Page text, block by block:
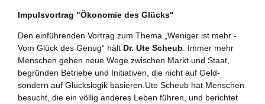
Impulsvortrag "Ökonomie des Glücks"
Den einführenden Vortrag zum Thema „Weniger ist mehr -
Vom Glück des Genug“ hält Dr. Ute Scheub . Immer mehr
Menschen gehen neue Wege zwischen Markt und Staat,
begründen Betriebe und Initiativen, die nicht auf Geld-
sondern auf Glückslogik basieren.Ute Scheub hat Menschen
besucht, die ein völlig anderes Leben führen, und berichtet